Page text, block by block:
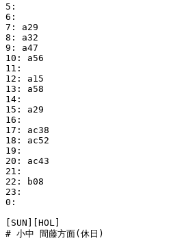
5:
6:
7: a29
8: a32
9: a47
10: a56
11:
12: a15
13: a58
14:
15: a29
16:
17: ac38
18: ac52
19:
20: ac43
21:
22: b08
23:
0:
[SUN][HOL]
# 小中 間藤方面(休日)